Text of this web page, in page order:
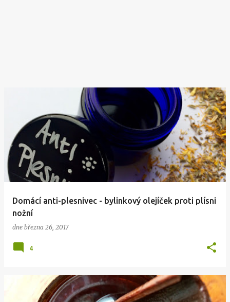
Domácí anti-plesnivec - bylinkový olejíček proti plísni
nožní
dne března 26, 2017
4